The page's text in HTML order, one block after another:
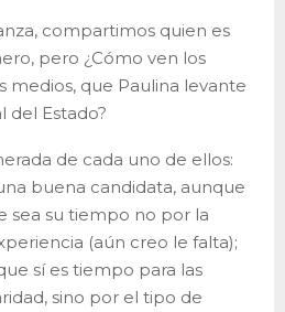
compartimos quien es
pero ¿Cómo ven los
medios, que Paulina levante
del Estado?
de cada uno de ellos:
buena candidata, aunque
sea su tiempo no por la
(aún creo le falta);
sí es tiempo para las
sino por el tipo de